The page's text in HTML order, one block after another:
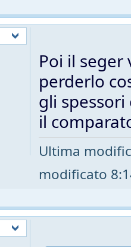
Poi il
perderlo
gli
il
Ultima
modificato